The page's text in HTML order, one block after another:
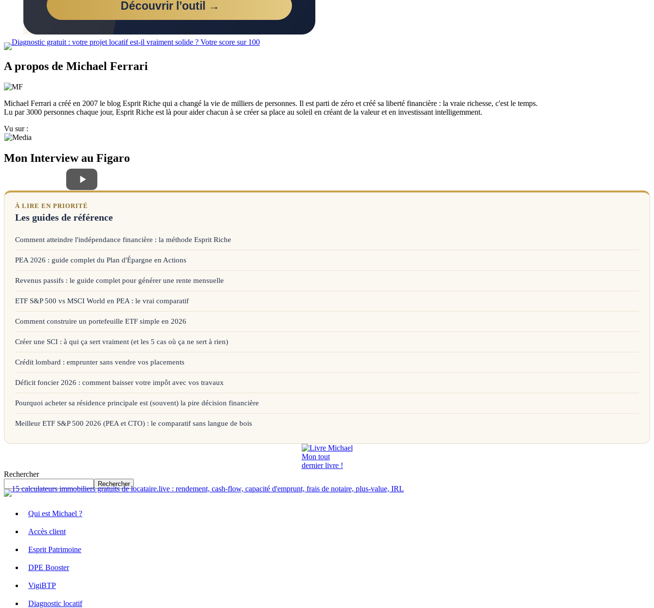
A propos de Michael Ferrari
Michael Ferrari a créé en 2007 le blog Esprit Riche qui a changé la vie de milliers de personnes. Il est parti de zéro et créé sa liberté financière : la vraie richesse, c'est le temps.
Lu par 3000 personnes chaque jour, Esprit Riche est là pour aider chacun à se créer sa place au soleil en créant de la valeur et en investissant intelligemment.
Vu sur :
Mon Interview au Figaro
À LIRE EN PRIORITÉ
Les guides de référence
Comment atteindre l'indépendance financière : la méthode Esprit Riche
PEA 2026 : guide complet du Plan d'Épargne en Actions
Revenus passifs : le guide complet pour générer une rente mensuelle
ETF S&P 500 vs MSCI World en PEA : le vrai comparatif
Comment construire un portefeuille ETF simple en 2026
Créer une SCI : à qui ça sert vraiment (et les 5 cas où ça ne sert à rien)
Crédit lombard : emprunter sans vendre vos placements
Déficit foncier 2026 : comment baisser votre impôt avec vos travaux
Pourquoi acheter sa résidence principale est (souvent) la pire décision financière
Meilleur ETF S&P 500 2026 (PEA et CTO) : le comparatif sans langue de bois
Mon tout
dernier livre !
Rechercher
Rechercher
Qui est Michael ?
Accès client
Esprit Patrimoine
DPE Booster
VigiBTP
Diagnostic locatif